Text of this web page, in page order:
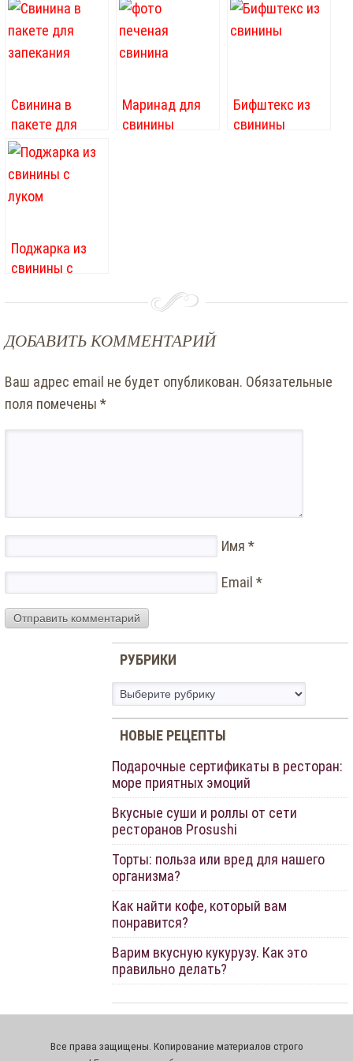
Свинина в
пакете для
запекания
Маринад для
свинины
Бифштекс из
свинины
Поджарка из
свинины с
ДОБАВИТЬ КОММЕНТАРИЙ
Ваш адрес email не будет опубликован. Обязательные
поля помечены *
Имя *
Email *
РУБРИКИ
Рубрики
НОВЫЕ РЕЦЕПТЫ
Подарочные сертификаты в ресторан:
море приятных эмоций
Вкусные суши и роллы от сети
ресторанов Prosushi
Торты: польза или вред для нашего
организма?
Как найти кофе, который вам
понравится?
Варим вкусную кукурузу. Как это
правильно делать?
Все права защищены. Копирование материалов строго